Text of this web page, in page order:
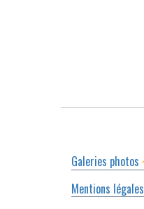
Galeries photos
Mentions légales